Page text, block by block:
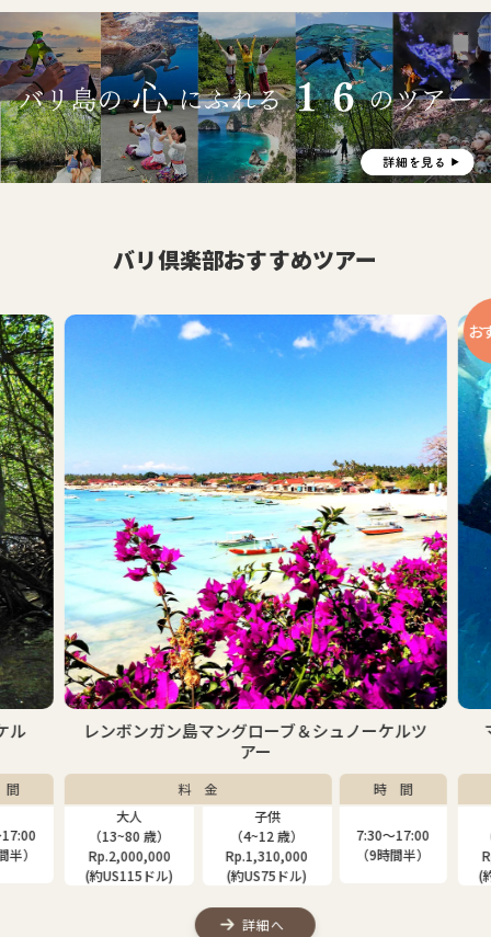
バリ倶楽部おすすめツアー
）
レンボンガン島マングローブ＆シュノーケルツ
アー
料 金
大人
（13~80 歳）
Rp.2,000,000
(約US115ドル)
子供
（4~12 歳）
Rp.1,310,000
(約US75ドル)
時 間
7:30〜17:00
（9時間半）
詳細へ
おす
(